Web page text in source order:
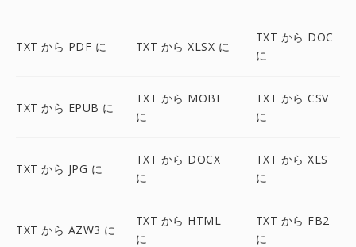
TXT から PDF に TXT から XLSX に
TXT から DOC
に
TXT から EPUB に
TXT から MOBI
に
TXT から CSV
に
TXT から JPG に
TXT から DOCX
に
TXT から XLS
に
TXT から AZW3 に
TXT から HTML
に
TXT から FB2
に